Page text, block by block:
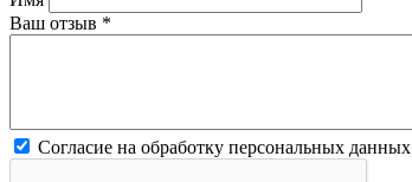
Ваш отзыв *
Согласие на обработку персональных данных